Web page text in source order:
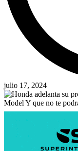
julio 17, 2024